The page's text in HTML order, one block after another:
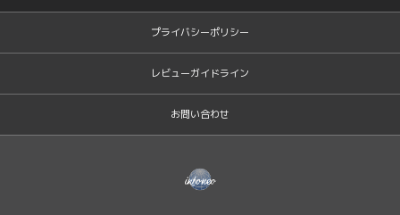
プライバシーポリシー
レビューガイドライン
お問い合わせ